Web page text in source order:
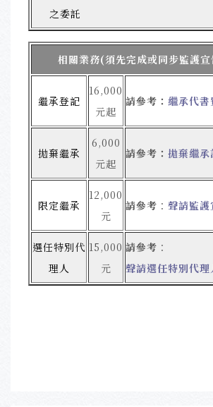
之委託
相關業務(須先完成或同步監護
繼承登記
16,000
元起
請參考： 繼承代
拋棄繼承
6,000
元起
請參考： 拋棄繼承
限定繼承
12,000
元
請參考 ： 聲請監
選任特別代
理人
15,000
元
請參考 ：
聲請選任特別代